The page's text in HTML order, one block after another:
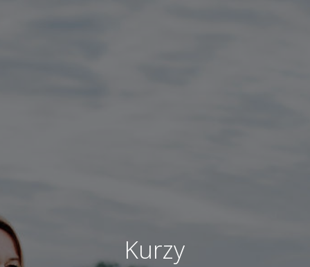
Kurzy